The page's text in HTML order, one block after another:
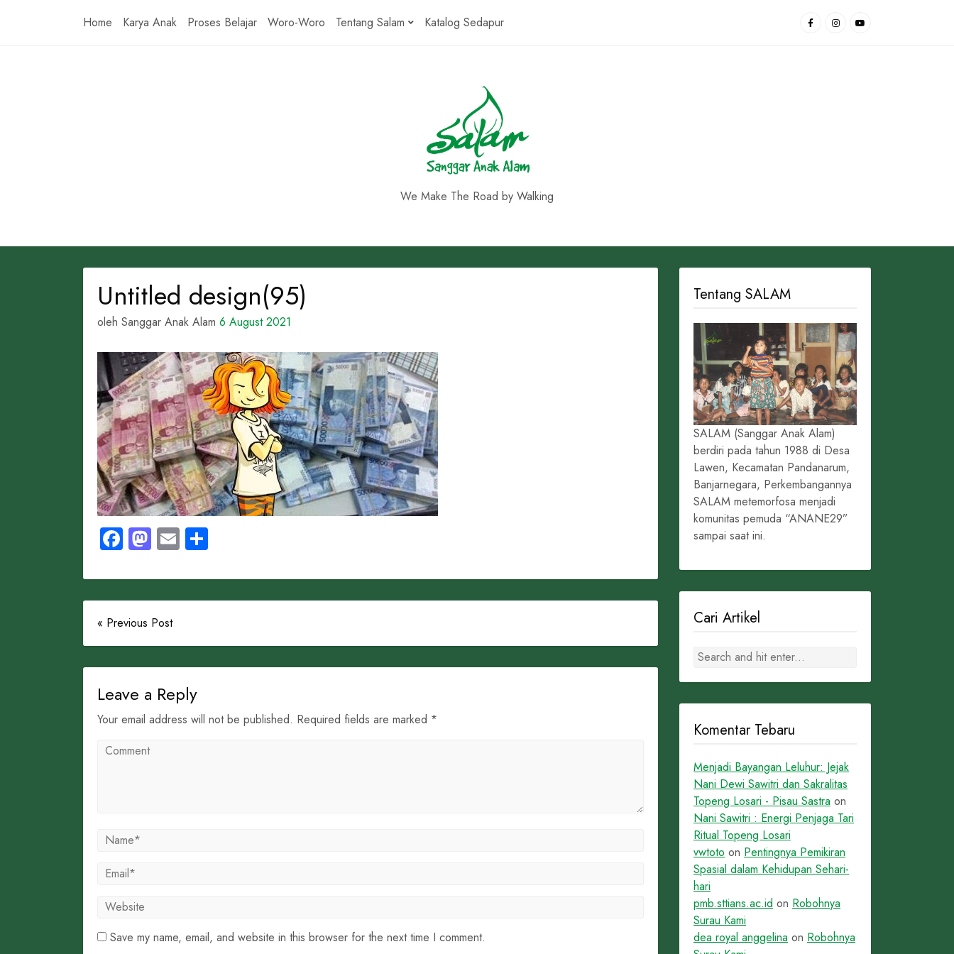
Home Karya Anak Proses Belajar Woro-Woro Tentang Salam Katalog Sedapur
We Make The Road by Walking
Untitled design(95)
oleh Sanggar Anak Alam 6 August 2021
Facebook
Mastodon
Email
« Previous Post
Leave a Reply
Your email address will not be published. Required fields are marked *
Save my name, email, and website in this browser for the next time I comment.
Tentang SALAM
SALAM (Sanggar Anak Alam)
berdiri pada tahun 1988 di Desa
Lawen, Kecamatan Pandanarum,
Banjarnegara, Perkembangannya
SALAM metemorfosa menjadi
komunitas pemuda “ANANE29”
sampai saat ini.
Cari Artikel
Komentar Tebaru
Menjadi Bayangan Leluhur: Jejak
Nani Dewi Sawitri dan Sakralitas
Topeng Losari - Pisau Sastra on
Nani Sawitri : Energi Penjaga Tari
Ritual Topeng Losari
vwtoto on Pentingnya Pemikiran
Spasial dalam Kehidupan Sehari-
hari
pmb.sttians.ac.id on Robohnya
Surau Kami
dea royal anggelina on Robohnya